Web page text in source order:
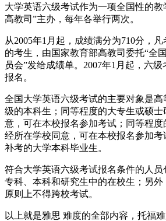
大学英语六级考试作为一项全国性的教
高教司”主办，每年各举行两次。
从2005年1月起，成绩满分为710分，
的考生，由国家教育部高教司委托“全
员会”发给成绩单。2007年1月起，六
报名。
全国大学英语六级考试的主要对象是
级的本科生；同等程度的大专生或硕士
意，可在本校报名参加考试；同等程
经所在学校同意，可在本校报名参加考
补考的大学本科毕业生。
符合大学英语六级考试报名条件的人
专科、本科和研究生中的在校生；另外
原则上不得跨校考试。
以上就是雅思 难度的全部内容，托福